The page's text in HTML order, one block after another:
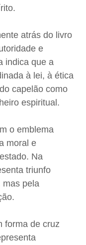
atrás do livro
e
indica que a
à lei, à ética
capelão como
espiritual.
o emblema
moral e
Na
triunfo
mas pela
forma de cruz